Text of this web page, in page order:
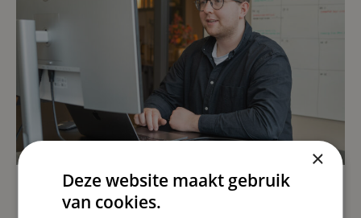
×
Deze website maakt gebruik
van cookies.